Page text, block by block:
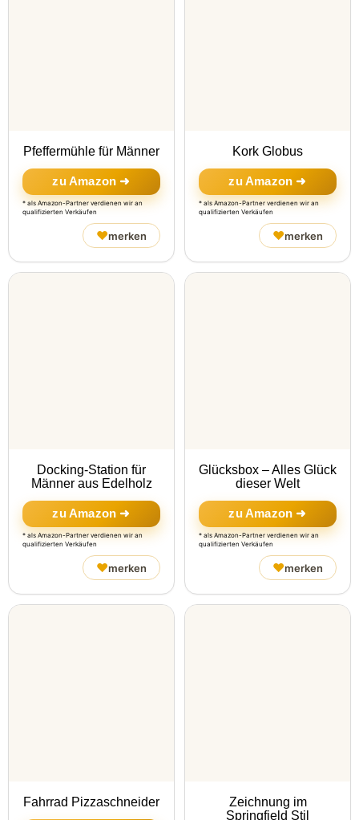
Pfeffermühle für Männer
zu Amazon ➜
* als Amazon-Partner verdienen wir an
qualifizierten Verkäufen
♥merken
Kork Globus
zu Amazon ➜
* als Amazon-Partner verdienen wir an
qualifizierten Verkäufen
♥merken
Docking-Station für
Männer aus Edelholz
zu Amazon ➜
* als Amazon-Partner verdienen wir an
qualifizierten Verkäufen
♥merken
Glücksbox – Alles Glück
dieser Welt
zu Amazon ➜
* als Amazon-Partner verdienen wir an
qualifizierten Verkäufen
♥merken
Fahrrad Pizzaschneider
Zeichnung im
Springfield Stil